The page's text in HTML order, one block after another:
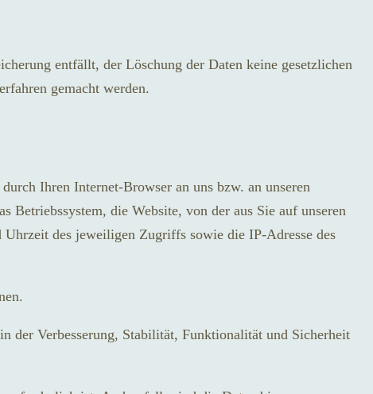
entfällt, der Löschung der Daten keine gesetzlichen
gemacht werden.
Ihren Internet-Browser an uns bzw. an unseren
die Website, von der aus Sie auf unseren
des jeweiligen Zugriffs sowie die IP-Adresse des
der Verbesserung, Stabilität, Funktionalität und Sicherheit